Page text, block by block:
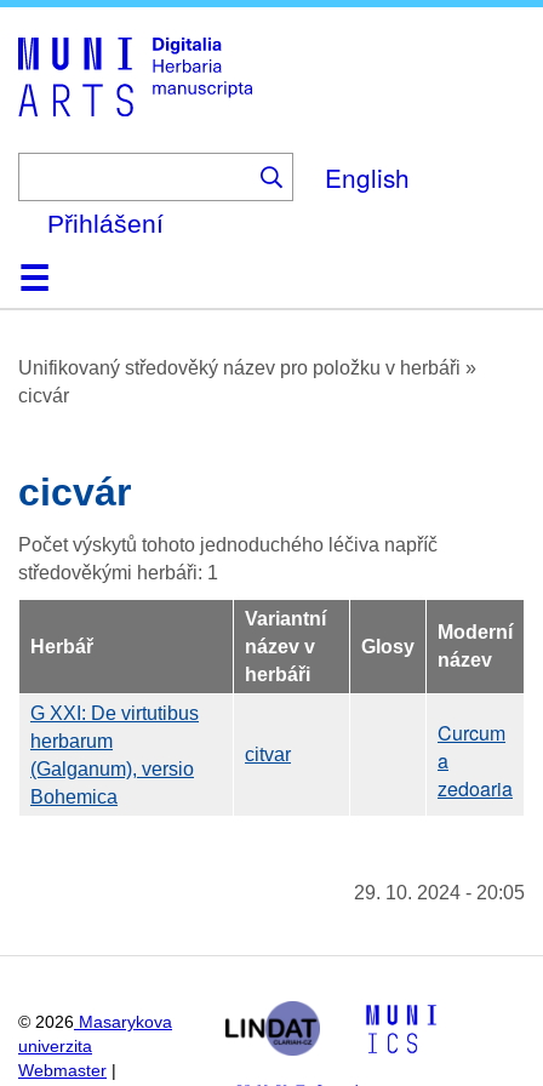
English
Přihlášení
DomůProhlížení
O platformě
Nápověda
KontaktDigitalia
Unifikovaný středověký název pro položku v herbáři »
cicvár
cicvár
Počet výskytů tohoto jednoduchého léčiva napříč
středověkými herbáři: 1
Herbář
Variantní
název v
herbáři
Glosy
Moderní
název
G XXI: De virtutibus
herbarum
(Galganum), versio
Bohemica
citvar
Curcum
a
zedoaria
29. 10. 2024 - 20:05
© 2026 Masarykova
univerzita
Webmaster